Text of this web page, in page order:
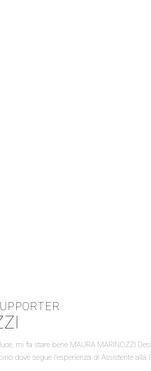
mi fa stare bene MAURA MARINOZZI
dove segue l'esperienza di Assistente